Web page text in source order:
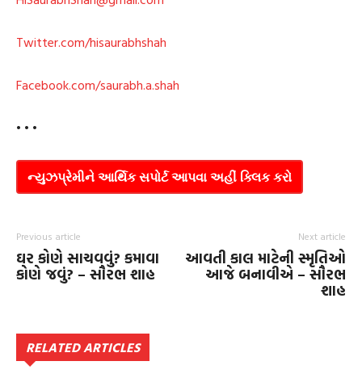
Twitter.com/hisaurabhshah
Facebook.com/saurabh.a.shah
• • •
ન્યુઝપ્રેમીને આર્થિક સપોર્ટ આપવા અહીં ક્લિક કરો
Previous article
ઘર કોણે સાચવવું? કમાવા
કોણે જવું? – સૌરભ શાહ
Next article
આવતી કાલ માટેની સ્મૃતિઓ
આજે બનાવીએ – સૌરભ
શાહ
RELATED ARTICLES